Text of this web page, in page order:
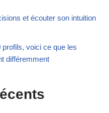
et écouter son intuition
profils, voici ce que les
différemment